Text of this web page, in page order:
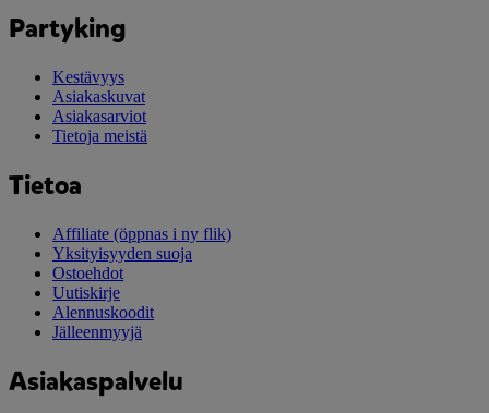
Partyking
Kestävyys
Asiakaskuvat
Asiakasarviot
Tietoja meistä
Tietoa
Affiliate (öppnas i ny flik)
Yksityisyyden suoja
Ostoehdot
Uutiskirje
Alennuskoodit
Jälleenmyyjä
Asiakaspalvelu